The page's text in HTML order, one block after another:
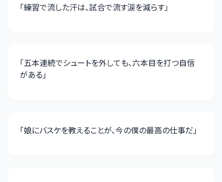
「練習で流した汗は、試合で流す涙を減らす」
「五本連続でシュートを外しても、六本目を打つ自信
がある」
「娘にバスケを教えることが、今の僕の最高の仕事だ」